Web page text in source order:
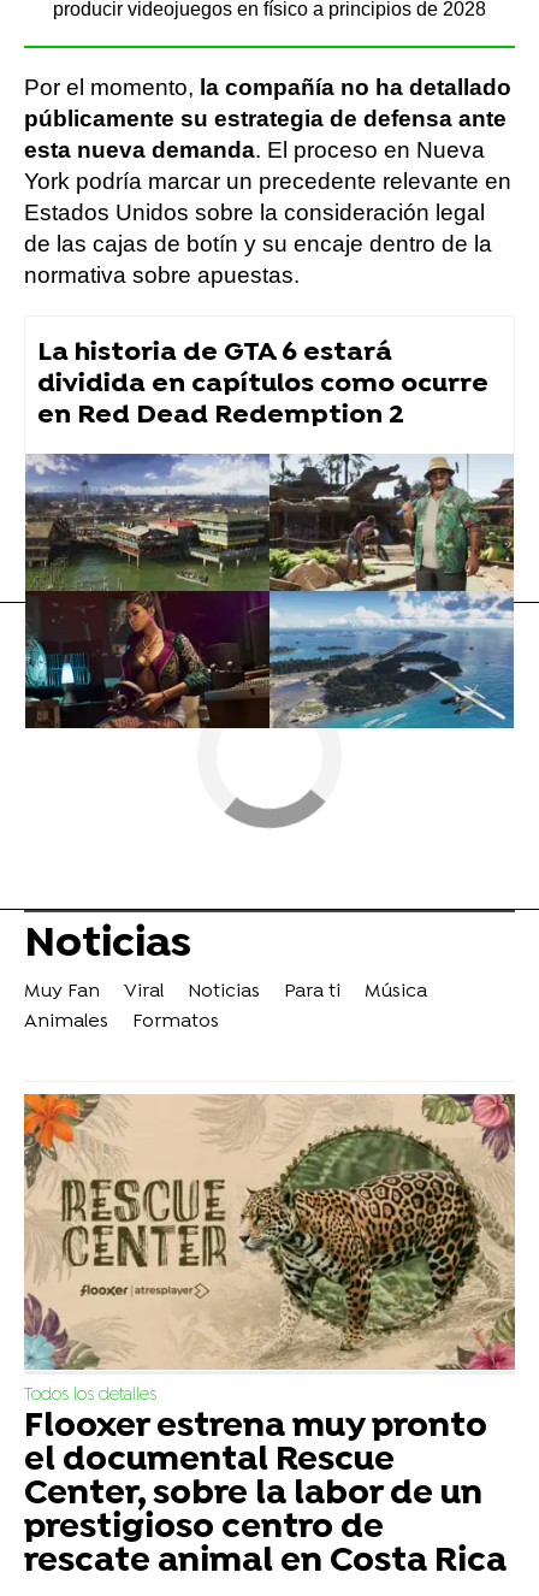
producir videojuegos en físico a principios de 2028
Por el momento, la compañía no ha detallado
públicamente su estrategia de defensa ante
esta nueva demanda. El proceso en Nueva
York podría marcar un precedente relevante en
Estados Unidos sobre la consideración legal
de las cajas de botín y su encaje dentro de la
normativa sobre apuestas.
La historia de GTA 6 estará
dividida en capítulos como ocurre
en Red Dead Redemption 2
videojuegos
Flooxer Now » Noticias
Noticias
Muy Fan Viral Noticias Para ti
Música
Animales
Formatos
Todos los detalles
Flooxer estrena muy pronto
el documental Rescue
Center, sobre la labor de un
prestigioso centro de
rescate animal en Costa Rica